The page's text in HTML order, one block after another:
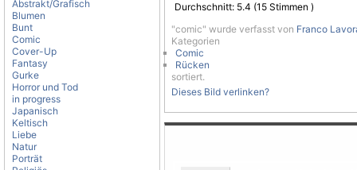
Abstrakt/Grafisch
Blumen
Bunt
Comic
Cover-Up
Fantasy
Gurke
Horror und Tod
in progress
Japanisch
Keltisch
Liebe
Natur
Porträt
Durchschnitt: 5.4 (15 Stimmen )
"comic" wurde verfasst von Franco
Kategorien
Comic
Rücken
sortiert.
Dieses Bild verlinken?